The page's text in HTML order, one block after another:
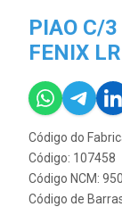
PIAO C/
FENIX
Código do
Código: 107458
Código NCM:
Código de